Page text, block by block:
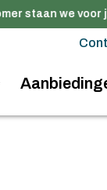
staan we voor